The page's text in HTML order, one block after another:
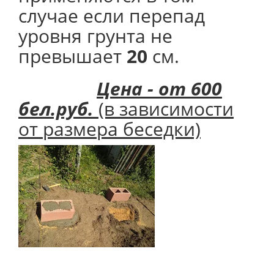
случае если перепад
уровня грунта не
превышает 20 см.
Цена - от 600
бел.руб. (в зависимости
от размера беседки)